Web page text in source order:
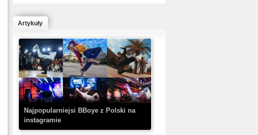
Kaczorex w najnowszym klipie: HRYPA
– Kobieta z walizką
Artykuły
Najpopularniejsi BBoye z Polski na
instagramie